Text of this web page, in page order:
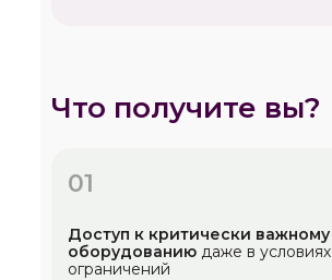
Что получите вы?
01
Доступ к критически важному
оборудованиюдаже в условиях
ограничений